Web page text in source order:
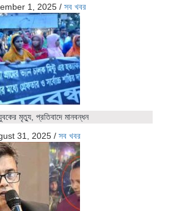
1, 2025 / সব খবর
মৃত্যু, প্রতিবাদে মানবন্ধন
31, 2025 / সব খবর